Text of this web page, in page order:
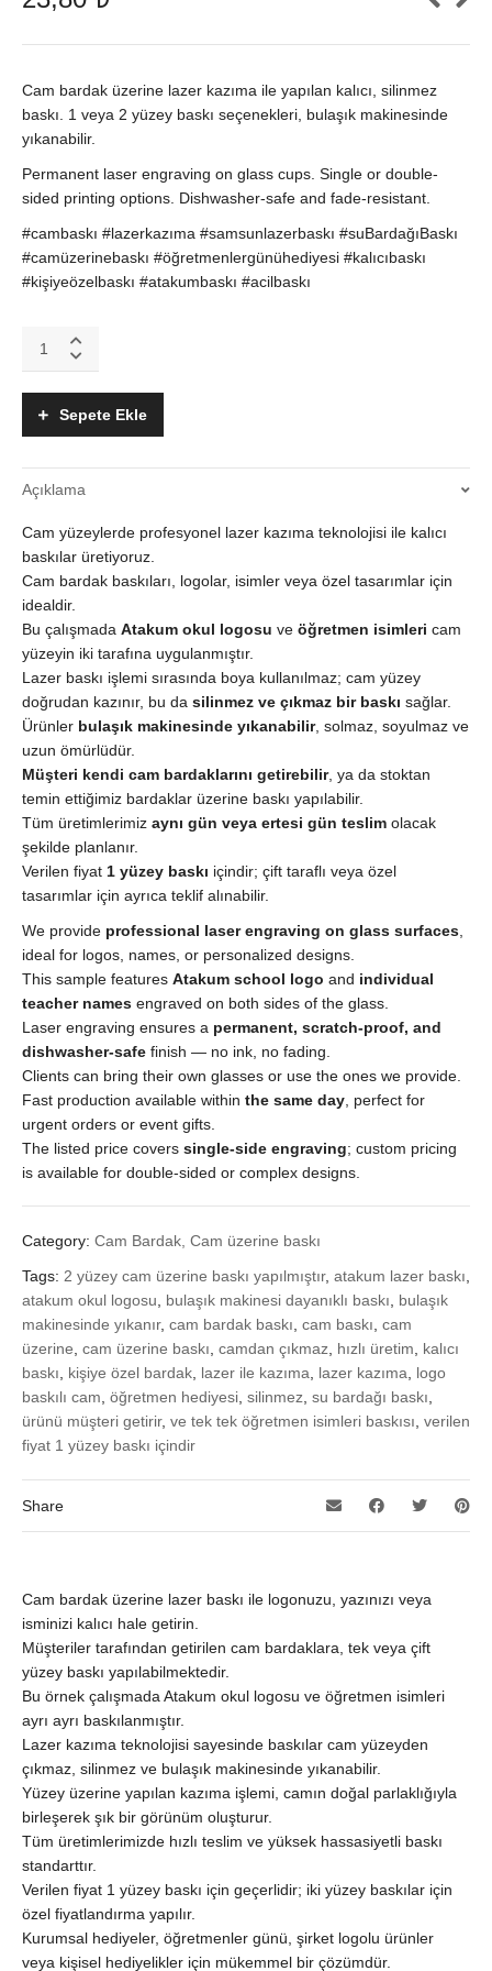
Cam bardak üzerine lazer kazıma ile yapılan kalıcı, silinmez
baskı. 1 veya 2 yüzey baskı seçenekleri, bulaşık makinesinde
yıkanabilir.
Permanent laser engraving on glass cups. Single or double-
sided printing options. Dishwasher-safe and fade-resistant.
#cambaskı #lazerkazıma #samsunlazerbaskı #suBardağıBaskı
#camüzerinebaskı #öğretmenlergünühediyesi #kalıcıbaskı
#kişiyeözelbaskı #atakumbaskı #acilbaskı
Bardak
Lazer
ile
Kalıcı,
Logo
ve
İsim
Baskısı
quantity
Sepete Ekle
Açıklama
Cam yüzeylerde profesyonel lazer kazıma teknolojisi ile kalıcı
baskılar üretiyoruz.
Cam bardak baskıları, logolar, isimler veya özel tasarımlar için
idealdir.
Bu çalışmada Atakum okul logosu ve öğretmen isimleri cam
yüzeyin iki tarafına uygulanmıştır.
Lazer baskı işlemi sırasında boya kullanılmaz; cam yüzey
doğrudan kazınır, bu da silinmez ve çıkmaz bir baskı sağlar.
Ürünler bulaşık makinesinde yıkanabilir, solmaz, soyulmaz ve
uzun ömürlüdür.
Müşteri kendi cam bardaklarını getirebilir, ya da stoktan
temin ettiğimiz bardaklar üzerine baskı yapılabilir.
Tüm üretimlerimiz aynı gün veya ertesi gün teslim olacak
şekilde planlanır.
Verilen fiyat 1 yüzey baskı içindir; çift taraflı veya özel
tasarımlar için ayrıca teklif alınabilir.
We provide professional laser engraving on glass surfaces
ideal for logos, names, or personalized designs.
This sample features Atakum school logo and individual
teacher names engraved on both sides of the glass.
Laser engraving ensures a permanent, scratch-proof, and
dishwasher-safe finish — no ink, no fading.
Clients can bring their own glasses or use the ones we provide.
Fast production available within the same day , perfect for
urgent orders or event gifts.
The listed price covers single-side engraving; custom pricing
is available for double-sided or complex designs.
Category: Cam Bardak, Cam üzerine baskı
Tags: 2 yüzey cam üzerine baskı yapılmıştır, atakum lazer baskı
atakum okul logosu
bulaşık makinesi dayanıklı baskı
bulaşık
makinesinde yıkanır, cam bardak baskı cam baskı cam
üzerine cam üzerine baskı camdan çıkmaz hızlı üretim
kalıcı
baskı
kişiye özel bardak lazer ile kazıma lazer kazıma
logo
baskılı cam öğretmen hediyesi silinmez su bardağı baskı
ürünü müşteri getirir, ve tek tek öğretmen isimleri baskısı verilen
fiyat 1 yüzey baskı içindir
Share
Cam bardak üzerine lazer baskı ile logonuzu, yazınızı veya
isminizi kalıcı hale getirin.
Müşteriler tarafından getirilen cam bardaklara, tek veya çift
yüzey baskı yapılabilmektedir.
Bu örnek çalışmada Atakum okul logosu ve öğretmen isimleri
ayrı ayrı baskılanmıştır.
Lazer kazıma teknolojisi sayesinde baskılar cam yüzeyden
çıkmaz, silinmez ve bulaşık makinesinde yıkanabilir.
Yüzey üzerine yapılan kazıma işlemi, camın doğal parlaklığıyla
birleşerek şık bir görünüm oluşturur.
Tüm üretimlerimizde hızlı teslim ve yüksek hassasiyetli baskı
standarttır.
Verilen fiyat 1 yüzey baskı için geçerlidir; iki yüzey baskılar için
özel fiyatlandırma yapılır.
Kurumsal hediyeler, öğretmenler günü, şirket logolu ürünler
veya kişisel hediyelikler için mükemmel bir çözümdür.